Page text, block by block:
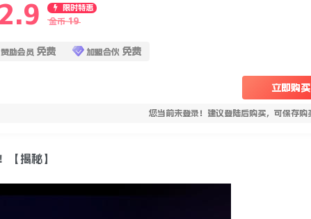
限时特惠
金币 19
赞助会员 免费 加盟合伙 免费
立即购买
您当前未登录！建议登陆后购买，可保存购
【揭秘】